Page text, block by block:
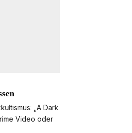
„A Dark
Video oder